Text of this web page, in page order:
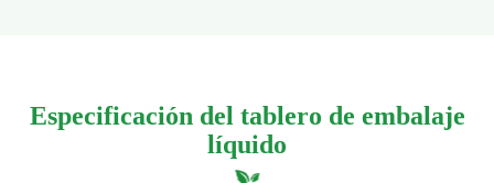
Especificación del tablero de embalaje
líquido